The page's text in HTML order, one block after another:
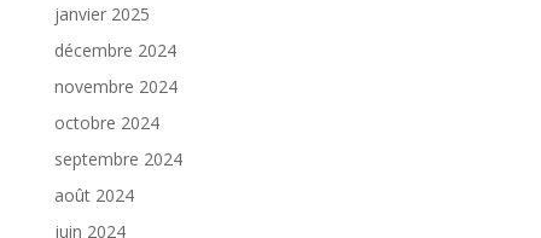
janvier 2025
décembre 2024
novembre 2024
octobre 2024
septembre 2024
août 2024
juin 2024